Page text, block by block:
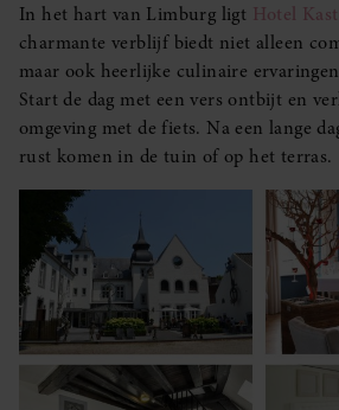
In het hart van Limburg ligt Hotel
charmante verblijf biedt niet alleen
maar ook heerlijke culinaire
Start de dag met een vers ontbijt en
omgeving met de fiets. Na een lange
rust komen in de tuin of op het terras.